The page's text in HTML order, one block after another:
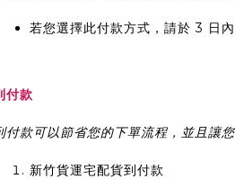
若您選擇此付款方式，請於 3 日
付款
付款可以節省您的下單流程，並且讓
新竹貨運宅配貨到付款